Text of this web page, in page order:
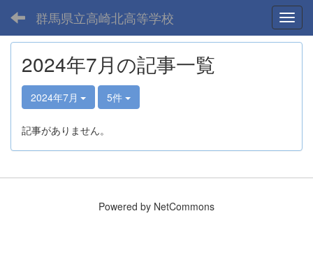
群馬県立高崎北高等学校
2024年7月の記事一覧
2024年7月 5件
記事がありません。
Powered by NetCommons